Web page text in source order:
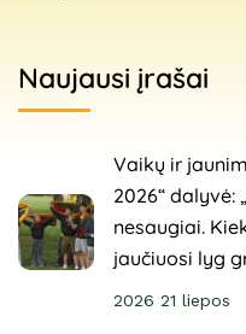
Naujausi įrašai
Vaikų ir
2026“ dalyvė:
nesaugiai.
jaučiuosi lyg
2026 21 liepos